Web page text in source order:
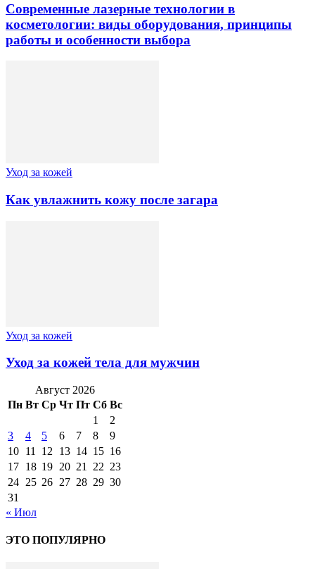
Современные лазерные технологии в
косметологии: виды оборудования, принципы
работы и особенности выбора
Уход за кожей
Как увлажнить кожу после загара
Уход за кожей
Уход за кожей тела для мужчин
Август 2026
Пн Вт Ср Чт Пт Сб Вс
1
2
3
4 5 6 7 8
9
10 11 12 13 14 15 16
17 18 19 20 21 22 23
24 25 26 27 28 29 30
31
« Июл
ЭТО ПОПУЛЯРНО